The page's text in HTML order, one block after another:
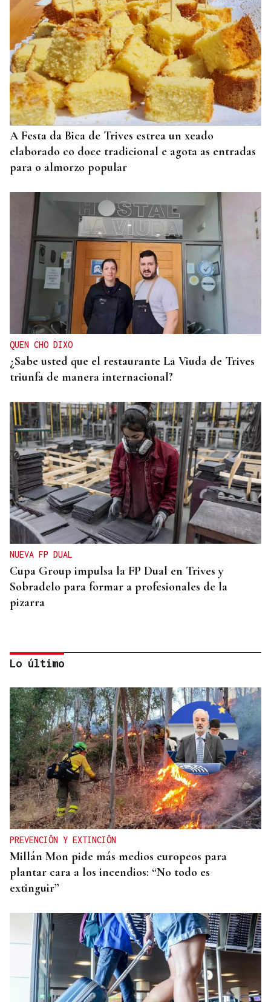
A Festa da Bica de Trives estrea un xeado
elaborado co doce tradicional e agota as entradas
para o almorzo popular
QUEN CHO DIXO
¿Sabe usted que el restaurante La Viuda de Trives
triunfa de manera internacional?
NUEVA FP DUAL
Cupa Group impulsa la FP Dual en Trives y
Sobradelo para formar a profesionales de la
pizarra
MEDIO RURAL
Tres novos pasteiros en Chandrexa e Manzaneda
Lo último
PREVENCIÓN Y EXTINCIÓN
Millán Mon pide más medios europeos para
plantar cara a los incendios: “No todo es
extinguir”